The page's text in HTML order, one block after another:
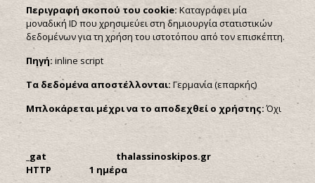
Περιγραφή σκοπού του cookie: Καταγράφει μία
μοναδική ID που χρησιμεύει στη δημιουργία στατιστικών
δεδομένων για τη χρήση του ιστοτόπου από τον επισκέπτη.
Πηγή: inline script
Τα δεδομένα αποστέλλονται: Γερμανία (επαρκής)
Μπλοκάρεται μέχρι να το αποδεχθεί ο χρήστης:Όχι
gat thalassinoskipos.gr
HTTP 1 ημέρα